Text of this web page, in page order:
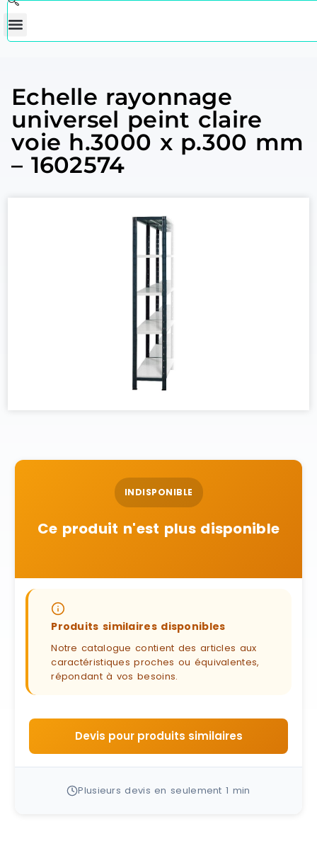
Echelle rayonnage
universel peint claire
voie h.3000 x p.300 mm
– 1602574
INDISPONIBLE
Ce produit n'est plus disponible
Produits similaires disponibles
Notre catalogue contient des articles aux
caractéristiques proches ou équivalentes,
répondant à vos besoins.
Devis pour produits similaires
Plusieurs devis en seulement 1 min